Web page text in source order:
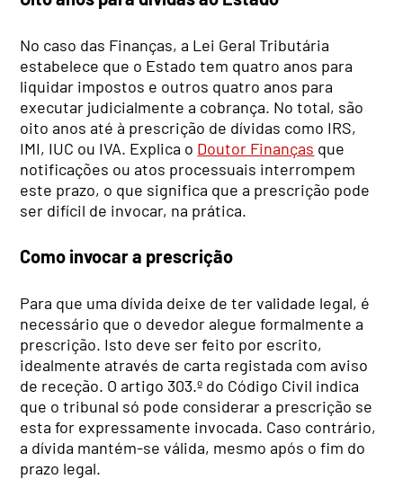
No caso das Finanças, a Lei Geral Tributária
estabelece que o Estado tem quatro anos para
liquidar impostos e outros quatro anos para
executar judicialmente a cobrança. No total, são
oito anos até à prescrição de dívidas como IRS,
IMI, IUC ou IVA. Explica o Doutor Finanças que
notificações ou atos processuais interrompem
este prazo, o que significa que a prescrição pode
ser difícil de invocar, na prática.
Como invocar a prescrição
Para que uma dívida deixe de ter validade legal, é
necessário que o devedor alegue formalmente a
prescrição. Isto deve ser feito por escrito,
idealmente através de carta registada com aviso
de receção. O artigo 303.º do Código Civil indica
que o tribunal só pode considerar a prescrição se
esta for expressamente invocada. Caso contrário,
a dívida mantém-se válida, mesmo após o fim do
prazo legal.